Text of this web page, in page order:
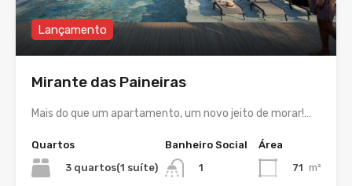
Lançamento
Mirante das Paineiras
Mais do que um apartamento, um novo jeito de morar!…
Quartos
3 quartos(1 suíte)
Banheiro Social
1
Área
71 m²